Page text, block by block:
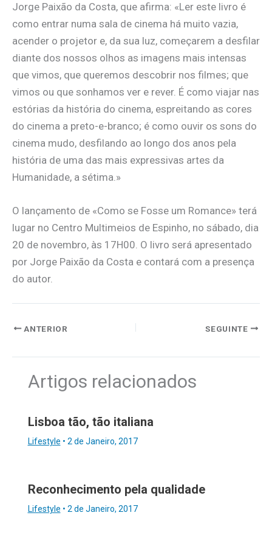
Jorge Paixão da Costa, que afirma: «Ler este livro é
como entrar numa sala de cinema há muito vazia,
acender o projetor e, da sua luz, começarem a desfilar
diante dos nossos olhos as imagens mais intensas
que vimos, que queremos descobrir nos filmes; que
vimos ou que sonhamos ver e rever. É como viajar nas
estórias da história do cinema, espreitando as cores
do cinema a preto-e-branco; é como ouvir os sons do
cinema mudo, desfilando ao longo dos anos pela
história de uma das mais expressivas artes da
Humanidade, a sétima.»
O lançamento de «Como se Fosse um Romance» terá
lugar no Centro Multimeios de Espinho, no sábado, dia
20 de novembro, às 17H00. O livro será apresentado
por Jorge Paixão da Costa e contará com a presença
do autor.
ANTERIOR SEGUINTE
Artigos relacionados
Lisboa tão, tão italiana
Lifestyle • 2 de Janeiro, 2017
Reconhecimento pela qualidade
Lifestyle • 2 de Janeiro, 2017